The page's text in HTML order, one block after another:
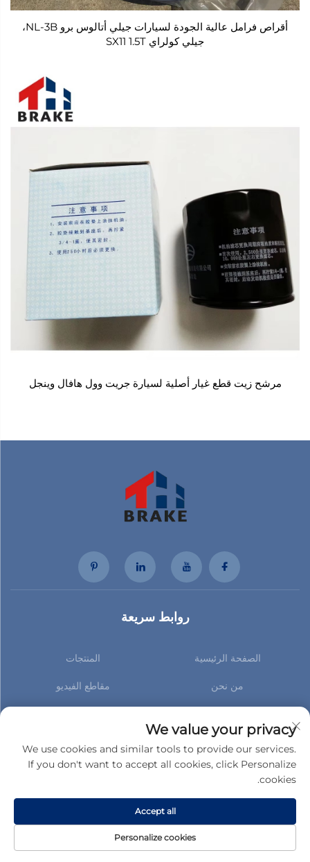
أقراص فرامل عالية الجودة لسيارات جيلي أتالوس برو NL-3B،
جيلي كولراي SX11 1.5T
مرشح زيت قطع غيار أصلية لسيارة جريت وول هافال وينجل
روابط سريعة
الصفحة الرئيسية المنتجات
من نحن مقاطع الفيديو
اشترك لتصلك أحدث الأخبار الخاصة بنا
محفوظة -
سياسة الخصوصية -
We value your privacy
We use cookies and similar tools to provide our services.
If you don't want to accept all cookies, click Personalize
cookies.
Personalize cookies
Accept all